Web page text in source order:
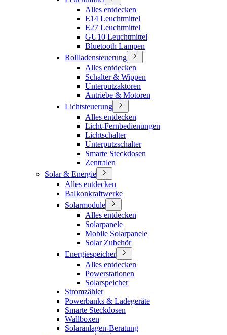
Alles entdecken
E14 Leuchtmittel
E27 Leuchtmittel
GU10 Leuchtmittel
Bluetooth Lampen
Rollladensteuerung
Alles entdecken
Schalter & Wippen
Unterputzaktoren
Antriebe & Motoren
Lichtsteuerung
Alles entdecken
Licht-Fernbedienungen
Lichtschalter
Unterputzschalter
Smarte Steckdosen
Zentralen
Solar & Energie
Alles entdecken
Balkonkraftwerke
Solarmodule
Alles entdecken
Solarpanele
Mobile Solarpanele
Solar Zubehör
Energiespeicher
Alles entdecken
Powerstationen
Solarspeicher
Stromzähler
Powerbanks & Ladegeräte
Smarte Steckdosen
Wallboxen
Solaranlagen-Beratung